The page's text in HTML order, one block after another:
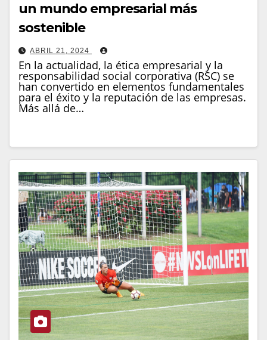
un mundo empresarial más
sostenible
ABRIL 21, 2024
En la actualidad, la ética empresarial y la
responsabilidad social corporativa (RSC) se
han convertido en elementos fundamentales
para el éxito y la reputación de las empresas.
Más allá de…